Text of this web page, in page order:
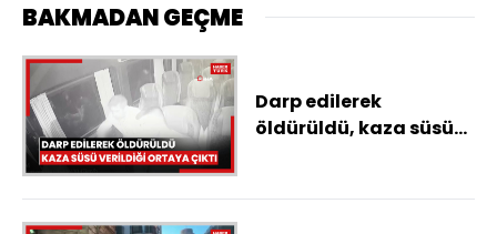
BAKMADAN GEÇME
Darp edilerek
öldürüldü, kaza süsü